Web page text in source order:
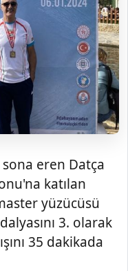
sona eren Datça
katılan
yüzücüsü
3. olarak
35 dakikada